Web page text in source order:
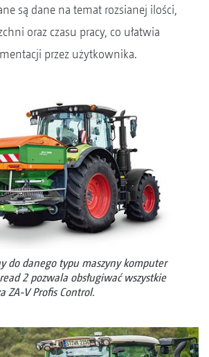
są dane na temat rozsianej ilości,
oraz czasu pracy, co ułatwia
przez użytkownika.
do danego typu maszyny komputer
2 pozwala obsługiwać wszystkie
ZA-V Profis Control.